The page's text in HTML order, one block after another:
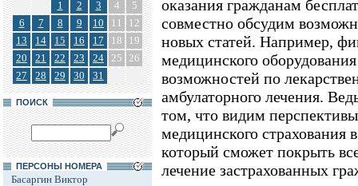
1 2 3 4
5
6
7 8 9 10 11
12
13
14 15 16 17 18
19
20
21 22 23 24 25 26
27
28 29 30 31
ПОИСК
ПЕРСОНЫ НОМЕРА
Басаргин Виктор
оказания гражданам
совместно обсудим
новых статей. Например,
медицинского
возможностей по
амбулаторного лечения.
том, что видим
медицинского страхования
который сможет покрыть
лечение застрахованных